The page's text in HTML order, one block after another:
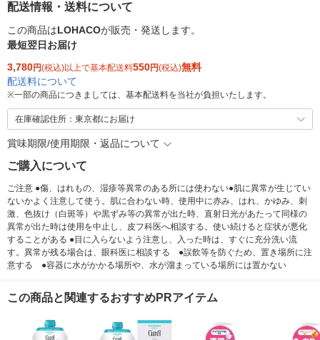
配送情報・送料について
この商品はLOHACOが販売・発送します。
最短翌日お届け
3,780円(税込)以上で基本配送料550円(税込)無料
配送料について
※一部の商品につきましては、基本配送料を当社が負担いたします。
在庫確認住所：東京都にお届け
賞味期限/使用期限・返品について
ご購入について
ご注意 ●傷、はれもの、湿疹等異常のある所には使わない●肌に異常が生じてい
ないかよく注意して使う。肌に合わない時、使用中に赤み、はれ、かゆみ、刺
激、色抜け（白斑等）や黒ずみ等の異常が出た時、直射日光があたって同様の
異常が出た時は使用を中止し、皮フ科医へ相談する。使い続けると症状が悪化
することがある ●目に入らないよう注意し、入った時は、すぐに充分洗い流
す。異常が残る場合は、眼科医に相談する ●誤飲等を防ぐため、置き場所に注
意する ●容器に水がかかる場所や、水が溜まっている場所には置かない
この商品と関連するおすすめPRアイテム